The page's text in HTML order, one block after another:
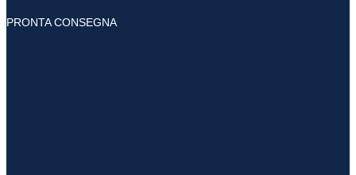
PRONTA CONSEGNA